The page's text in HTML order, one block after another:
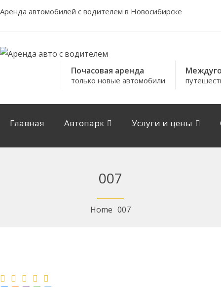
Аренда автомобилей с водителем в Новосибирске
Почасовая аренда
только новые автомобили
Главная Автопарк Услуги и цены
007
Home 007